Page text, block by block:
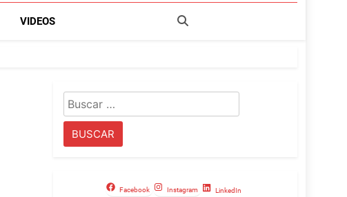
VIDEOS
Buscar:
Facebook Instagram LinkedIn